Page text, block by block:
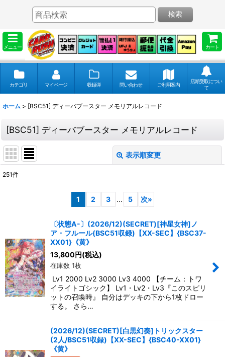
メニュー カート
検索
カテゴリ マイページ 収録弾 問い合わせ ご利用案内
店頭受取につい
て
ホーム > [BSC51] ディーバブースター メモリアルレコード
[BSC51] ディーバブースター メモリアルレコード
表示順変更
絞り込む
251件
1 2 3 ... 5 次»
〔状態A-〕(2026/12)(SECRET)[神星女神]ノ
ア・フルール(BSC51収録)【XX-SEC】{BSC37-
XX01}《黄》
13,800 円(税込)
在庫数 1枚
Lv1 2000 Lv2 3000 Lv3 4000 【チーム：トワ
イライトゴシック】 Lv1・Lv2・Lv3『このスピリ
ットの召喚時』 自分はデッキの下から1枚ドロー
する。 さら…
(2026/12)(SECRET)[白黒幻奏]トリックスター
(2人/BSC51収録)【XX-SEC】{BSC40-XX01}
《黄》